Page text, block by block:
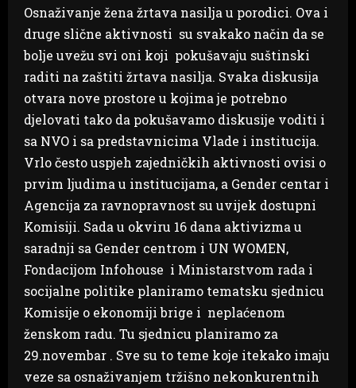
Osnaživanje žena žrtava nasilja u porodici. Ova i
druge slične aktivnosti su svakako način da se
bolje uvežu svi oni koji pokušavaju suštinski
raditi na zaštiti žrtava nasilja. Svaka diskusija
otvara nove prostore u kojima je potrebno
djelovati tako da pokušavamo diskusije voditi i
sa NVO i sa predstavnicima Vlade i institucija.
Vrlo često uspjeh zajedničkih aktivnosti ovisi o
prvim ljudima u institucijama, a Gender centar i
Agencija za ravnopravnost su uvijek dostupni
Komisiji. Sada u okviru 16 dana aktivizma u
saradnji sa Gender centrom i UN WOMEN,
Fondacijom Infohouse i Ministarstvom rada i
socijalne politike planiramo tematsku sjednicu
Komisije o ekonomiji brige i neplaćenom
ženskom radu. Tu sjednicu planiramo za
29.novembar . Sve su to teme koje itekako imaju
veze sa osnaživanjem tržišno nekonkurentnih